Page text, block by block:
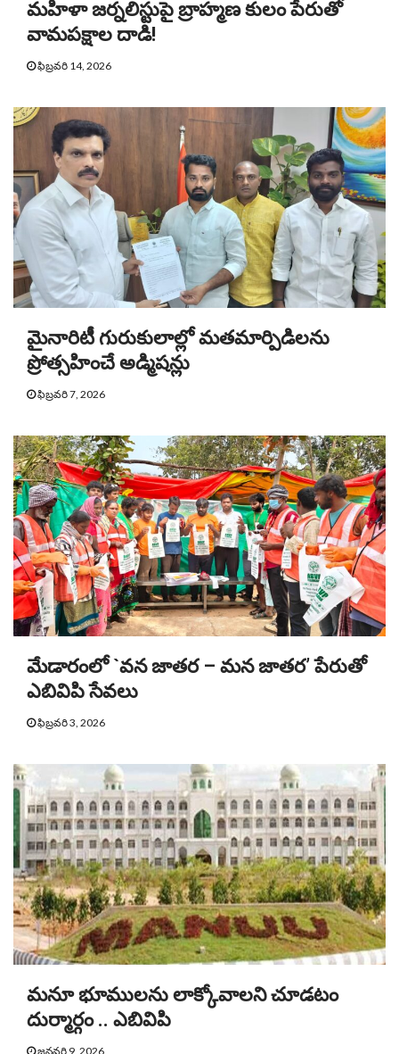
మహిళా జర్నలిస్టుపై బ్రాహ్మణ కులం పేరుతో
వామపక్షాల దాడి!
ఫిబ్రవరి 14, 2026
మైనారిటీ గురుకులాల్లో మతమార్పిడిలను
ప్రోత్సహించే అడ్మిషన్లు
ఫిబ్రవరి 7, 2026
మేడారంలో `వన జాతర – మన జాతర’ పేరుతో
ఎబివిపి సేవలు
ఫిబ్రవరి 3, 2026
మనూ భూములను లాక్కోవాలని చూడటం
దుర్మార్గం .. ఎబివిపి
జనవరి 9, 2026